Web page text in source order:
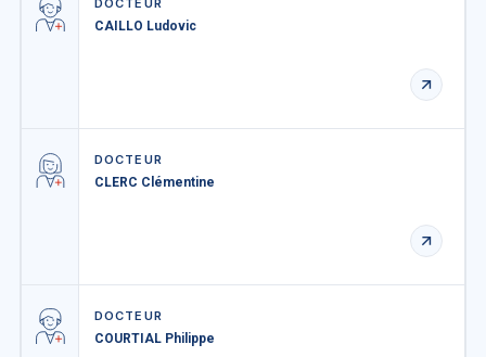
DOCTEUR
CAILLO Ludovic
DOCTEUR
CLERC Clémentine
DOCTEUR
COURTIAL Philippe